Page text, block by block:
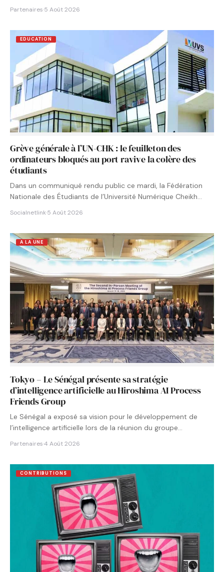
Partenaires·5 Août 2026
EDUCATION
Grève générale à l’UN-CHK : le feuilleton des
ordinateurs bloqués au port ravive la colère des
étudiants
Dans un communiqué rendu public ce mardi, la Fédération
Nationale des Étudiants de l’Université Numérique Cheikh
Socialnetlink·5 Août 2026
A LA UNE
Tokyo – Le Sénégal présente sa stratégie
d’intelligence artificielle au Hiroshima AI Process
Friends Group
Le Sénégal a exposé sa vision pour le développement de
l’intelligence artificielle lors de la réunion du groupe…
Partenaires·4 Août 2026
CONTRIBUTIONS